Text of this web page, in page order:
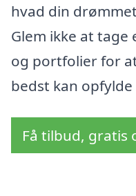
hvad din
Glem ikke at tage
og portfolier for
bedst kan opfylde
Få tilbud, gratis